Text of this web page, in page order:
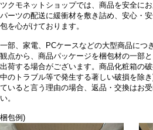
ツクモネットショップでは、商品を安全に
パーツの配送に緩衝材を敷き詰め、安心・
包を心がけております。
一部、家電、PCケースなどの大型商品につ
観点から、商品パッケージを梱包材の一部
出荷する場合がございます。商品化粧箱の
中のトラブル等で発生する著しい破損を除
ていると言う理由の場合、返品・交換はお
い。
梱包例)